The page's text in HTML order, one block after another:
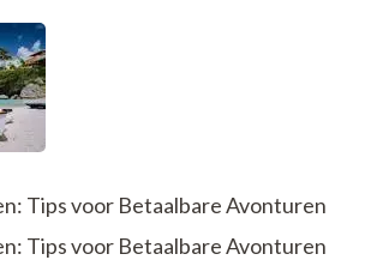
Tips voor Betaalbare Avonturen
Tips voor Betaalbare Avonturen